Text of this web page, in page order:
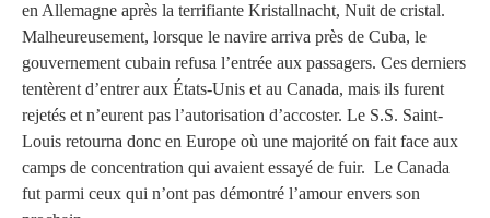
en Allemagne après la terrifiante Kristallnacht, Nuit de cristal.
Malheureusement, lorsque le navire arriva près de Cuba, le
gouvernement cubain refusa l’entrée aux passagers. Ces derniers
tentèrent d’entrer aux États-Unis et au Canada, mais ils furent
rejetés et n’eurent pas l’autorisation d’accoster. Le S.S. Saint-
Louis retourna donc en Europe où une majorité on fait face aux
camps de concentration qui avaient essayé de fuir. Le Canada
fut parmi ceux qui n’ont pas démontré l’amour envers son